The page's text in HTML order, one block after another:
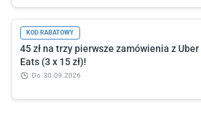
KOD RABATOWY
45 zł na trzy pierwsze zamówienia z Uber
Eats (3 x 15 zł)!
do 30.09.2026